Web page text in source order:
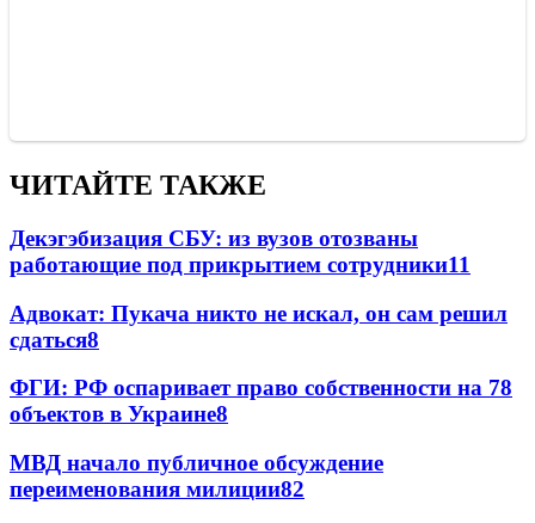
ЧИТАЙТЕ ТАКЖЕ
Декэгэбизация СБУ: из вузов отозваны
работающие под прикрытием сотрудники11
Адвокат: Пукача никто не искал, он сам решил
сдаться8
ФГИ: РФ оспаривает право собственности на 78
объектов в Украине8
МВД начало публичное обсуждение
переименования милиции82